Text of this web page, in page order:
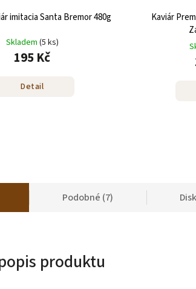
imitacia Santa Bremor 480g
Skladem (5 ks)
195 Kč
Detail
Kaviár
Podobné (7)
produktu